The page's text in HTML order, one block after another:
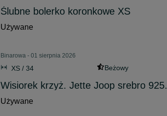
Ślubne bolerko koronkowe XS
Używane
Binarowa - 01 sierpnia 2026
XS / 34 Beżowy
Wisiorek krzyż. Jette Joop srebro 925.
Używane